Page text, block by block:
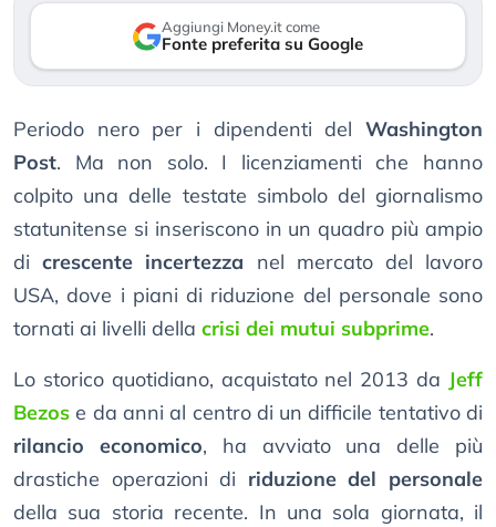
Aggiungi Money.it come
Fonte preferita su Google
Periodo nero per i dipendenti del Washington
Post. Ma non solo. I licenziamenti che hanno
colpito una delle testate simbolo del giornalismo
statunitense si inseriscono in un quadro più ampio
dicrescente incertezza nel mercato del lavoro
USA, dove i piani di riduzione del personale sono
tornati ai livelli della crisi dei mutui subprime.
Lo storico quotidiano, acquistato nel 2013 da Jeff
Bezos e da anni al centro di un difficile tentativo di
rilancio economico, ha avviato una delle più
drastiche operazioni di riduzione del personale
della sua storia recente. In una sola giornata, il